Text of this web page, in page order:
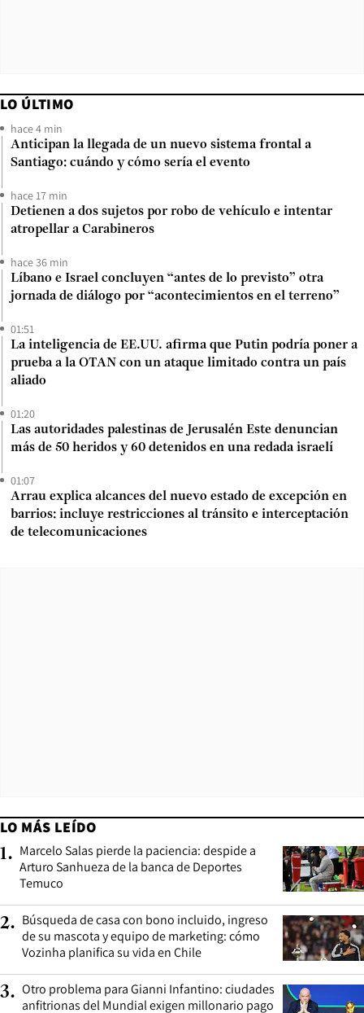
LO ÚLTIMO
hace 4 min
Anticipan la llegada de un nuevo sistema frontal a
Santiago: cuándo y cómo sería el evento
hace 17 min
Detienen a dos sujetos por robo de vehículo e intentar
atropellar a Carabineros
hace 36 min
Líbano e Israel concluyen “antes de lo previsto” otra
jornada de diálogo por “acontecimientos en el terreno”
01:51
La inteligencia de EE.UU. afirma que Putin podría poner a
prueba a la OTAN con un ataque limitado contra un país
aliado
01:20
Las autoridades palestinas de Jerusalén Este denuncian
más de 50 heridos y 60 detenidos en una redada israelí
01:07
Arrau explica alcances del nuevo estado de excepción en
barrios: incluye restricciones al tránsito e interceptación
de telecomunicaciones
LO MÁS LEÍDO
1. Marcelo Salas pierde la paciencia: despide a
Arturo Sanhueza de la banca de Deportes
Temuco
2. Búsqueda de casa con bono incluido, ingreso
de su mascota y equipo de marketing: cómo
Vozinha planifica su vida en Chile
3. Otro problema para Gianni Infantino: ciudades
anfitrionas del Mundial exigen millonario pago